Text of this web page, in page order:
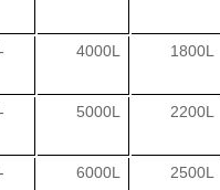
4000L 1800L
5000L 2200L
6000L 2500L